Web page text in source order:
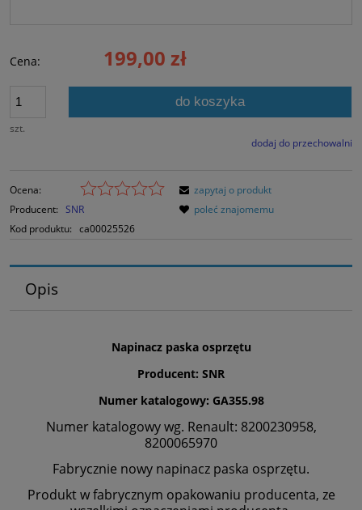
Cena: 199,00 zł
szt.
do koszyka
dodaj do przechowalni
Ocena:
Producent: SNR
Kod produktu: ca00025526
zapytaj o produkt
poleć znajomemu
Opis
Napinacz paska osprzętu
Producent: SNR
Numer katalogowy: GA355.98
Numer katalogowy wg. Renault: 8200230958,
8200065970
Fabrycznie nowy napinacz paska osprzętu.
Produkt w fabrycznym opakowaniu producenta, ze